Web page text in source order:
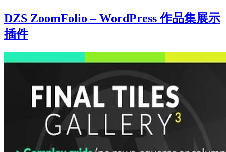
DZS ZoomFolio – WordPress 作品集展示
插件